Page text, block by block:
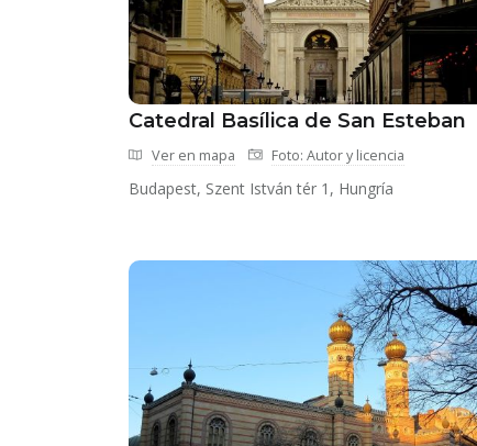
Catedral Basílica de San Esteban
Ver en mapa Foto: Autor y licencia
Budapest, Szent István tér 1, Hungría